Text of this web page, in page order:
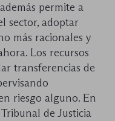
permite a
sector, adoptar
más racionales y
Los recursos
transferencias de
riesgo alguno. En
de Justicia